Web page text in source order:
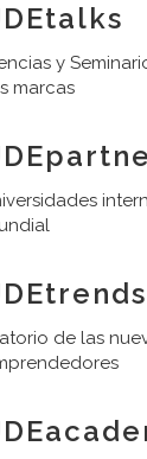
y
marcas
de las